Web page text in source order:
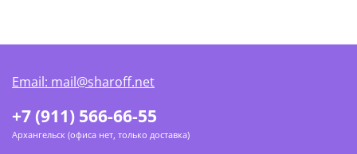
+7 (911) 566-66-55
Архангельск (офиса нет, только доставка)
Email: mail@sharoff.net